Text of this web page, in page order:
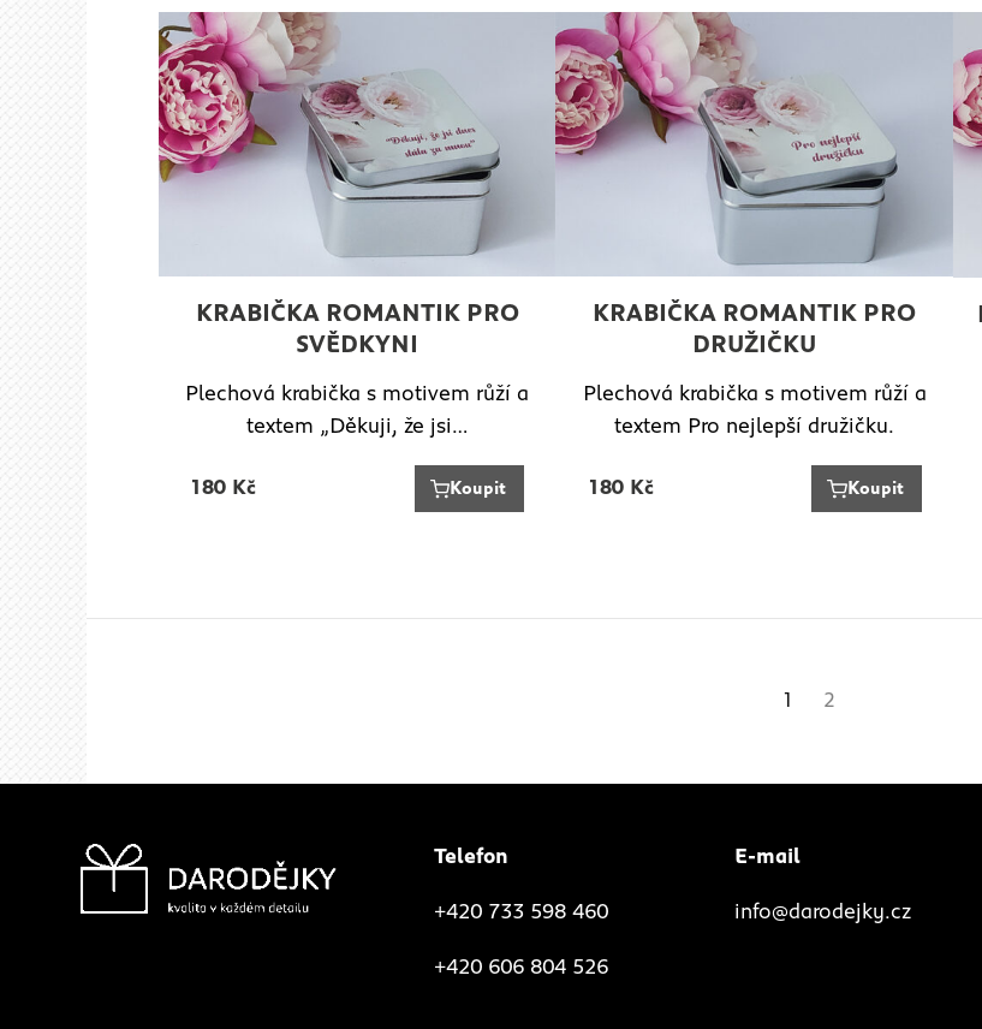
KRABIČKA ROMANTIK PRO
SVĚDKYNI
Plechová krabička s motivem růží a
textem „Děkuji, že jsi…
180 Kč Koupit
KRABIČKA ROMANTIK PRO
DRUŽIČKU
Plechová krabička s motivem růží a
textem Pro nejlepší družičku.
180Kč Koupit
1 2
Telefon
+420 733 598 460
+420 606 804 526
E-mail
info@darodejky.cz